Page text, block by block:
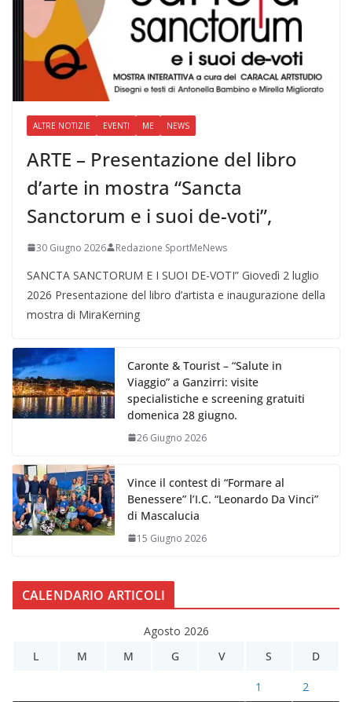
ALTRE NOTIZIE EVENTI ME NEWS
ARTE – Presentazione del libro
d’arte in mostra “Sancta
Sanctorum e i suoi de-voti”,
30 Giugno 2026 Redazione SportMeNews
SANCTA SANCTORUM E I SUOI DE-VOTI” Giovedì 2 luglio
2026 Presentazione del libro d’artista e inaugurazione della
mostra di MiraKerning
Caronte & Tourist – “Salute in
Viaggio” a Ganzirri: visite
specialistiche e screening gratuiti
domenica 28 giugno.
26 Giugno 2026
Vince il contest di “Formare al
Benessere” l’I.C. “Leonardo Da Vinci”
di Mascalucia
15 Giugno 2026
CALENDARIO ARTICOLI
Agosto 2026
L
M M G V S D
1 2